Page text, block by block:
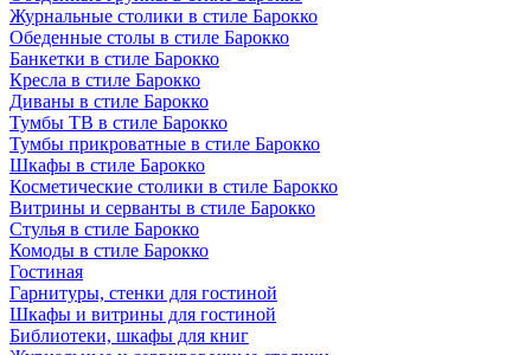
Журнальные столики в стиле Барокко
Обеденные столы в стиле Барокко
Банкетки в стиле Барокко
Кресла в стиле Барокко
Диваны в стиле Барокко
Тумбы ТВ в стиле Барокко
Тумбы прикроватные в стиле Барокко
Шкафы в стиле Барокко
Косметические столики в стиле Барокко
Витрины и серванты в стиле Барокко
Стулья в стиле Барокко
Комоды в стиле Барокко
Гостиная
Гарнитуры, стенки для гостиной
Шкафы и витрины для гостиной
Библиотеки, шкафы для книг